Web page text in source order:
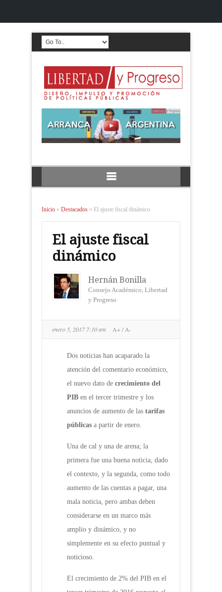
Inicio » Destacados » El ajuste fiscal dinámico
El ajuste fiscal
dinámico
Hernán Bonilla
Consejo Académico, Libertad
y Progreso
enero 5, 2017 7:10 am A+/A-
Dos noticias han acaparado la
atención del comentario económico,
el nuevo dato de crecimiento del
PIB en el tercer trimestre y los
anuncios de aumento de las tarifas
públicas a partir de enero.
Una de cal y una de arena; la
primera fue una buena noticia, dado
el contexto, y la segunda, como todo
aumento de las cuentas a pagar, una
mala noticia, pero ambas deben
considerarse en un marco más
amplio y dinámico, y no
simplemente en su efecto puntual y
noticioso.
El crecimiento de 2% del PIB en el